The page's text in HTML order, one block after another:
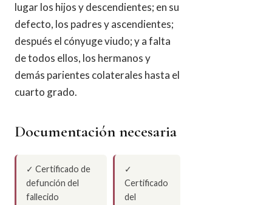
lugar los hijos y descendientes; en su
defecto, los padres y ascendientes;
después el cónyuge viudo; y a falta
de todos ellos, los hermanos y
demás parientes colaterales hasta el
cuarto grado.
Documentación necesaria
✓ Certificado de
defunción del
fallecido
✓
Certificado
del